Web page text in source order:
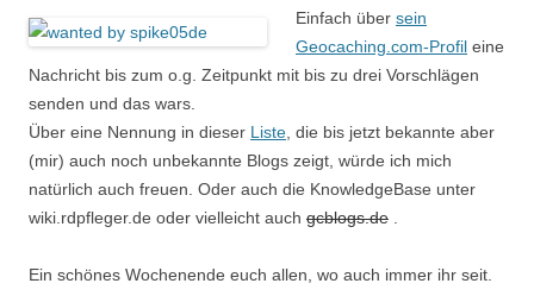
Einfach über sein
Geocaching.com-Profil eine
Nachricht bis zum o.g. Zeitpunkt mit bis zu drei Vorschlägen
senden und das wars.
Über eine Nennung in dieser Liste , die bis jetzt bekannte aber
(mir) auch noch unbekannte Blogs zeigt, würde ich mich
natürlich auch freuen. Oder auch die KnowledgeBase unter
wiki.rdpfleger.de oder vielleicht auch gcblogs.de
Ein schönes Wochenende euch allen, wo auch immer ihr seit.